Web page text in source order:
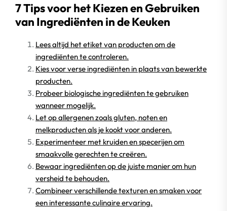
7 Tips voor het Kiezen en Gebruiken
van Ingrediënten in de Keuken
Lees altijd het etiket van producten om de
ingrediënten te controleren.
Kies voor verse ingrediënten in plaats van bewerkte
producten.
Probeer biologische ingrediënten te gebruiken
wanneer mogelijk.
Let op allergenen zoals gluten, noten en
melkproducten als je kookt voor anderen.
Experimenteer met kruiden en specerijen om
smaakvolle gerechten te creëren.
Bewaar ingrediënten op de juiste manier om hun
versheid te behouden.
Combineer verschillende texturen en smaken voor
een interessante culinaire ervaring.